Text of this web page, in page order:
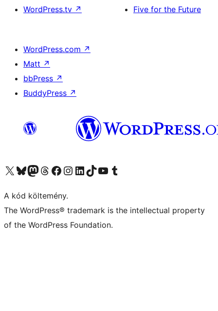
WordPress.tv ↗
Five for the Future
WordPress.com ↗
Matt ↗
bbPress ↗
BuddyPress ↗
Visit our X (formerly Twitter) account
Visit our Bluesky account
Twitter csatornánk
Visit our Threads account
Facebook oldalunk megtekintése
Visit our Instagram account
Visit our LinkedIn account
Visit our TikTok account
Visit our YouTube channel
Visit our Tumblr account
A kód költemény.
The WordPress® trademark is the intellectual property
of the WordPress Foundation.